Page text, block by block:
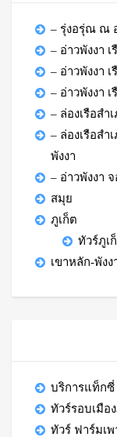
– รุ่งอรุ่ณ ณ อ่
– อ่าวพังงา
– อ่าวพังงา
– อ่าวพังงา
– ล่องเรือสำ
– ล่องเรือส
พังงา
– อ่าวพังงา
สมุย
ภูเก็ต
ทัวร์ภูเ
เขาหลัก-พังง
บริการแท็ก
ทัวร์รอบเมือ
ทัวร์ ฟาร์มเพ